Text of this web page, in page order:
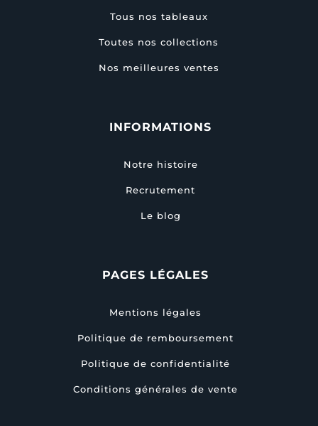
Tous nos tableaux
Toutes nos collections
Nos meilleures ventes
INFORMATIONS
Notre histoire
Recrutement
Le blog
PAGES LÉGALES
Mentions légales
Politique de remboursement
Politique de confidentialité
Conditions générales de vente